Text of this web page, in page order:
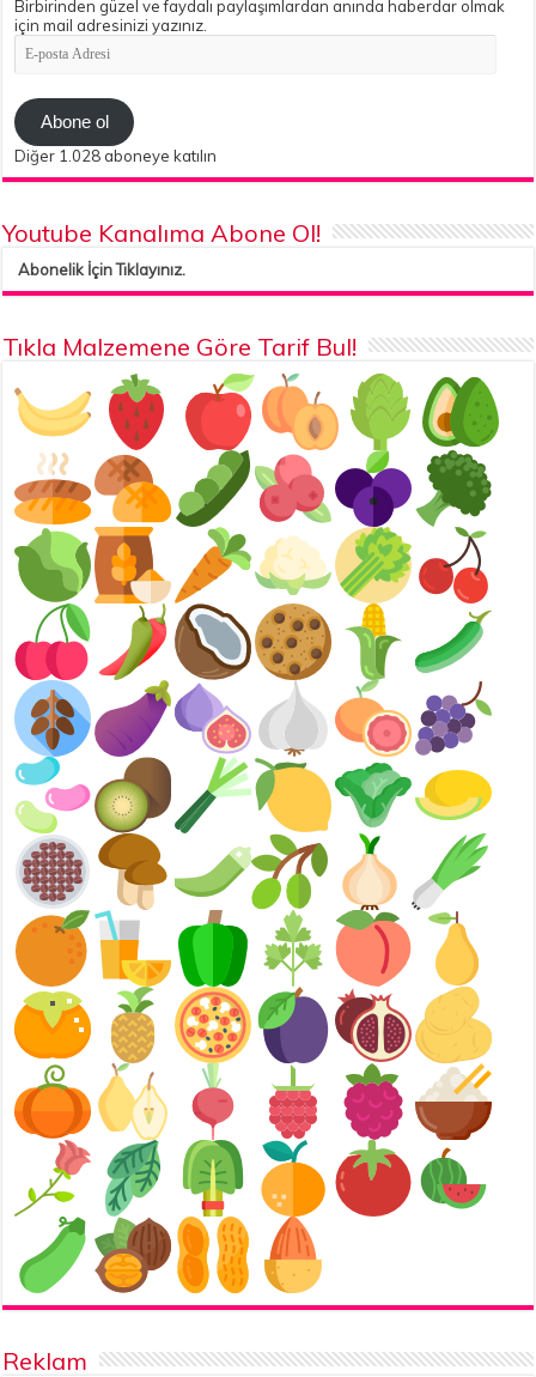
Birbirinden güzel ve faydalı paylaşımlardan anında haberdar olmak
için mail adresinizi yazınız.
E-
posta
Abone ol
Diğer 1.028 aboneye katılın
Youtube Kanalıma Abone Ol!
Abonelik İçin Tıklayınız.
Tıkla Malzemene Göre Tarif Bul!
Reklam